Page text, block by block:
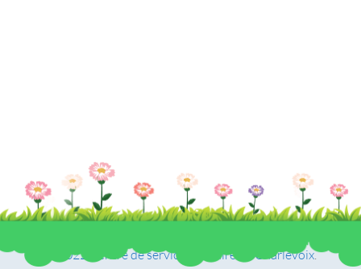
© 2022 Centre de services scolaire de Charlevoix.